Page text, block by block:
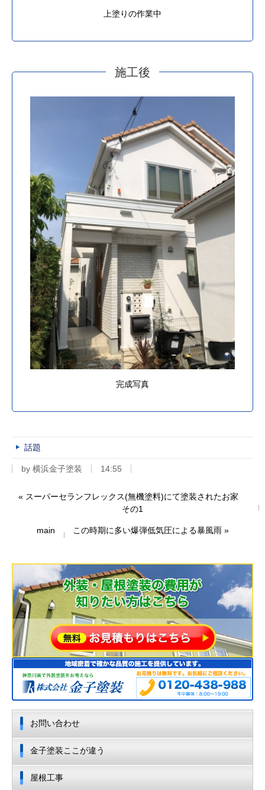
上塗りの作業中
施工後
完成写真
話題
by 横浜金子塗装 14:55
« スーパーセランフレックス(無機塗料)にて塗装されたお家
その1
main この時期に多い爆弾低気圧による暴風雨»
お問い合わせ
金子塗装ここが違う
屋根工事